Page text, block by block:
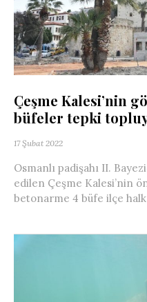
Çeşme Kalesi’nin
büfeler tepki
17 Şubat 2022
Osmanlı padişahı II.
edilen Çeşme Kalesi’nin
betonarme 4 büfe ilçe